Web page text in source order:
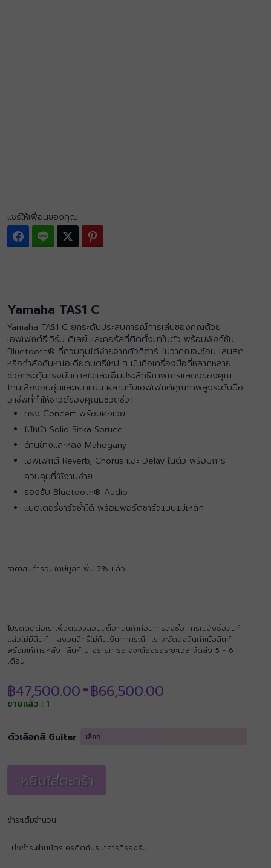
แชร์ให้เพื่อนของคุณ
Facebook
Line Twitter
Yamaha TAS1 C
Yamaha TAS1 C ยกระดับประสบการณ์การเล่นของคุณด้วย
เอฟเฟกต์รีเวิร์บ ดีเลย์ และคอรัสที่ติดตั้งมาในตัว พร้อมฟังก์ชัน
Bluetooth® ที่ควบคุมได้ง่ายจากตัวกีตาร์ ไม่ว่าคุณจะซ้อม เล่นสด
หรือกำลังค้นหาไอเดียดนตรีใหม่ ๆ มันคือเครื่องมือที่หลากหลาย
ช่วยกระตุ้นแรงบันดาลใจและเพิ่มประสิทธิภาพการแสดงของคุณ
โทนเสียงอบอุ่นและหนาแน่น ผสานกับเอฟเฟกต์คุณภาพสูงระดับมือ
อาชีพที่ทำให้ซาวด์ของคุณมีชีวิตชีวา
ทรง Concert พร้อมคอเวย์
ไม้หน้า Solid Sitka Spruce
ด้านข้างและหลัง Mahogany
เอฟเฟกต์ Reverb, Chorus และ Delay ในตัว พร้อมการ
ควบคุมที่ใช้งานง่าย
รองรับ Bluetooth® Audio
แบตเตอรี่ชาร์จซ้ำได้ พร้อมพอร์ตชาร์จแบบแม่เหล็ก
ราคาสินค้ารวมภาษีมูลค่เพิ่ม 7% แล้ว
โปรดติดต่อเราเพื่อตรวจสอบสต็อกสินค้าก่อนการสั่งซื้อ กรณีสั่งซื้อสินค้า
แล้วไม่มีสินค้า สงวนสิทธิ์ไม่คืนเงินทุกกรณี เราจะจัดส่งสินค้าเมื่อสินค้า
พร้อมให้ภายหลัง สินค้าบางรายการอาจจะต้องรอระยะเวลาจัดส่ง 5 - 6
เดือน
฿47,500.00–฿66,500.00
ขายแล้ว : 1
ตัวเลือกสี Guitar
หยิบใส่ตะกร้า
ชำระเต็มจำนวน
แบ่งชำระผ่านบัตรเครดิตกับธนาคารที่รองรับ